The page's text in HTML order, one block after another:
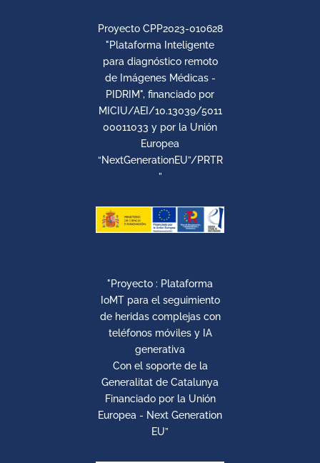
Proyecto CPP2023-010628
"Plataforma Inteligente
para diagnóstico remoto
de Imágenes Médicas -
PIDRIM", financiado por
MICIU/AEI/10.13039/5011
00011033 y por la Unión
Europea
“NextGenerationEU”/PRTR
”
"Proyecto : Plataforma
IoMT para el seguimiento
de heridas complejas con
teléfonos móviles y IA
generativa
Con el soporte de la
Generalitat de Catalunya
Financiado por la Unión
Europea - Next Generation
EU”